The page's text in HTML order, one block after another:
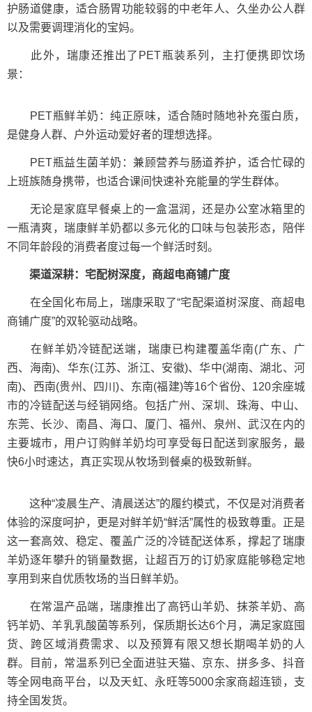
护肠道健康，适合肠胃功能较弱的中老年人、久坐办公人群
以及需要调理消化的宝妈。
此外，瑞康还推出了PET瓶装系列，主打便携即饮场
景：
PET瓶鲜羊奶：纯正原味，适合随时随地补充蛋白质，
是健身人群、户外运动爱好者的理想选择。
PET瓶益生菌羊奶：兼顾营养与肠道养护，适合忙碌的
上班族随身携带，也适合课间快速补充能量的学生群体。
无论是家庭早餐桌上的一盒温润，还是办公室冰箱里的
一瓶清爽，瑞康鲜羊奶都以多元化的口味与包装形态，陪伴
不同年龄段的消费者度过每一个鲜活时刻。
渠道深耕：宅配树深度，商超电商铺广度
在全国化布局上，瑞康采取了“宅配渠道树深度、商超电
商铺广度”的双轮驱动战略。
在鲜羊奶冷链配送端，瑞康已构建覆盖华南(广东、广
西、海南)、华东(江苏、浙江、安徽)、华中(湖南、湖北、河
南)、西南(贵州、四川)、东南(福建)等16个省份、120余座城
市的冷链配送与经销网络。包括广州、深圳、珠海、中山、
东莞、长沙、南昌、海口、厦门、福州、泉州、武汉在内的
主要城市，用户订购鲜羊奶均可享受每日配送到家服务，最
快6小时速达，真正实现从牧场到餐桌的极致新鲜。
这种“凌晨生产、清晨送达”的履约模式，不仅是对消费者
体验的深度呵护，更是对鲜羊奶“鲜活”属性的极致尊重。正是
这一套高效、稳定、覆盖广泛的冷链配送体系，撑起了瑞康
羊奶逐年攀升的销量数据，让超百万的订奶家庭能够稳定地
享用到来自优质牧场的当日鲜羊奶。
在常温产品端，瑞康推出了高钙山羊奶、抹茶羊奶、高
钙羊奶、羊乳乳酸菌等系列，保质期长达6个月，满足家庭囤
货、跨区域消费需求、以及预算有限又想长期喝羊奶的人
群。目前，常温系列已全面进驻天猫、京东、拼多多、抖音
等全网电商平台，以及天虹、永旺等5000余家商超连锁，支
持全国发货。